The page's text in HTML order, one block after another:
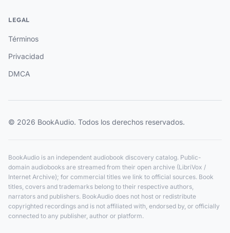
LEGAL
Términos
Privacidad
DMCA
© 2026 BookAudio. Todos los derechos reservados.
BookAudio is an independent audiobook discovery catalog. Public-
domain audiobooks are streamed from their open archive (LibriVox /
Internet Archive); for commercial titles we link to official sources. Book
titles, covers and trademarks belong to their respective authors,
narrators and publishers. BookAudio does not host or redistribute
copyrighted recordings and is not affiliated with, endorsed by, or officially
connected to any publisher, author or platform.